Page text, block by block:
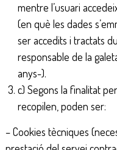
mentre l’usuari
(en què les dades
ser accedits i tractats
responsable de la
anys-).
c) Segons la finalitat
recopilen, poden ser:
– Cookies tècniques